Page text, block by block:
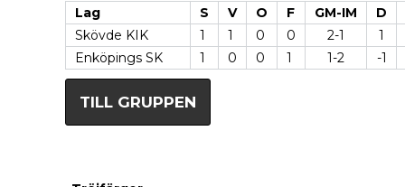
Lag S V O F GM-IM D
Skövde KIK
1 1 0 0 2-1 1
Enköpings SK
1 0 0 1 1-2 -1
TILL GRUPPEN